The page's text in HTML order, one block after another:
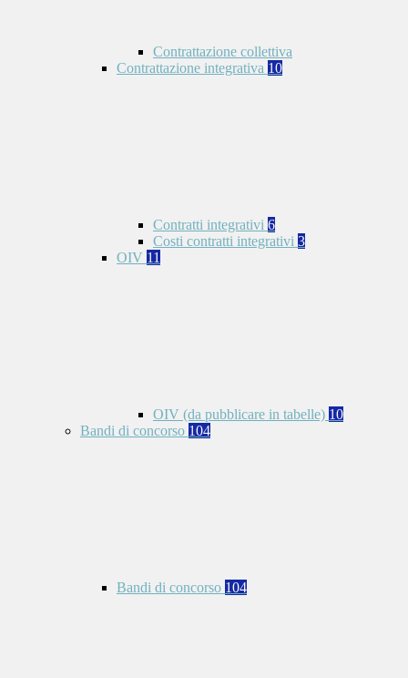
Contrattazione collettiva
Contrattazione integrativa 10
Contratti integrativi 6
Costi contratti integrativi 3
OIV 11
OIV (da pubblicare in tabelle) 10
Bandi di concorso 104
Bandi di concorso 104